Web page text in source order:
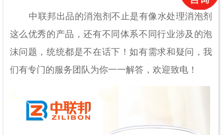
中联邦出品的消泡剂不止是有像水处理消泡剂
这么优秀的产品，还有不同体系不同行业涉及的泡
沫问题，统统都是不在话下！如有需求和疑问，我
们有专门的服务团队为你一一解答，欢迎致电！